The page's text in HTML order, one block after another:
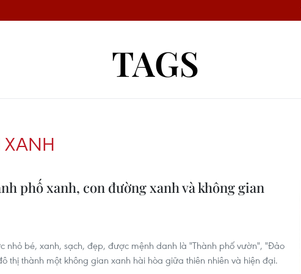
TAGS
phố xanh, con đường xanh và không gian
nhỏ bé, xanh, sạch, đẹp, được mệnh danh là "Thành phố vườn", "Đảo
thị thành một không gian xanh hài hòa giữa thiên nhiên và hiện đại.